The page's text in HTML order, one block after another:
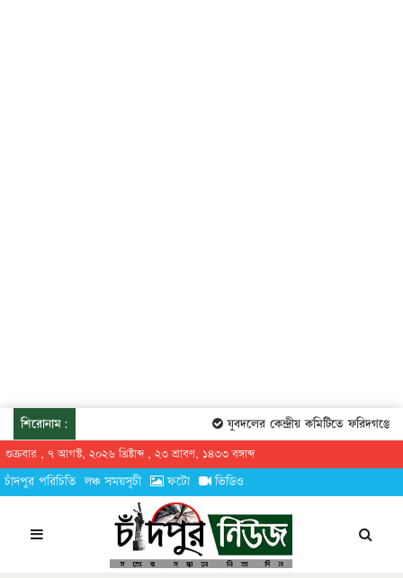
শিরোনাম: যুবদলের কেন্দ্রীয় কমিটিতে ফরিদগঞ্জের
শুক্রবার , ৭ আগস্ট, ২০২৬ খ্রিষ্টাব্দ , ২৩ শ্রাবণ, ১৪৩৩ বঙ্গাব্দ
চাঁদপুর পরিচিতি লঞ্চ সময়সূচী ফটো ভিডিও